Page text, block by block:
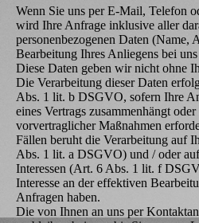
Wenn Sie uns per E-Mail, Telefon
wird Ihre Anfrage inklusive aller
personenbezogenen Daten (Name,
Bearbeitung Ihres Anliegens bei
Diese Daten geben wir nicht ohne
Die Verarbeitung dieser Daten
Abs. 1 lit. b DSGVO, sofern Ihre
eines Vertrags zusammenhängt
vorvertraglicher Maßnahmen
Fällen beruht die Verarbeitung auf
Abs. 1 lit. a DSGVO) und / oder
Interessen (Art. 6 Abs. 1 lit. f
Interesse an der effektiven
Anfragen haben.
Die von Ihnen an uns per